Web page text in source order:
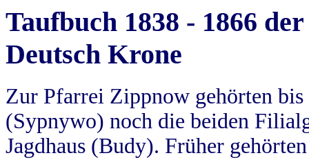
Taufbuch 1838 - 1866
Deutsch Krone
Zur Pfarrei Zippnow gehörten
(Sypnywo) noch die beiden
Jagdhaus (Budy). Früher